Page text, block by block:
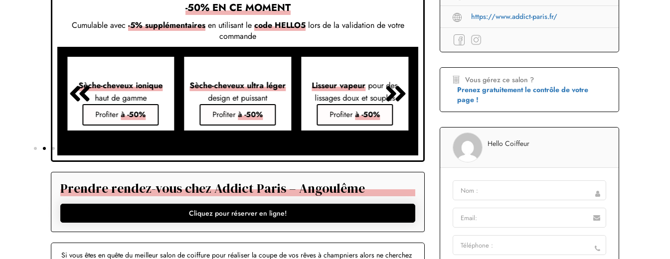
-50% EN CE MOMENT
Cumulable avec -5% supplémentairesen utilisant le code HELLO5lors de la validation de votre
commande
Sèche-cheveux ionique
haut de gamme
Profiterà -50%
Sèche-cheveux ultra léger
design et puissant
Profiterà -50%
Lisseur vapeurpour des
lissages doux et souples
Profiterà -50%
Lisseur sans filfacile à
emporter en voyage
Profiterà -50%
Brosse lissante
Profiterà -50%
Prendre rendez-vous chez Addict Paris – Angoulême
Cliquez pour réserver en ligne!
Si vous êtes en quête du meilleur salon de coiffure pour réaliser la coupe de vos rêves à champniers alors ne cherchez
https://www.addict-paris.fr/
Vous gérez ce salon ?
Prenez gratuitement le contrôle de votre
page !
Hello Coiffeur